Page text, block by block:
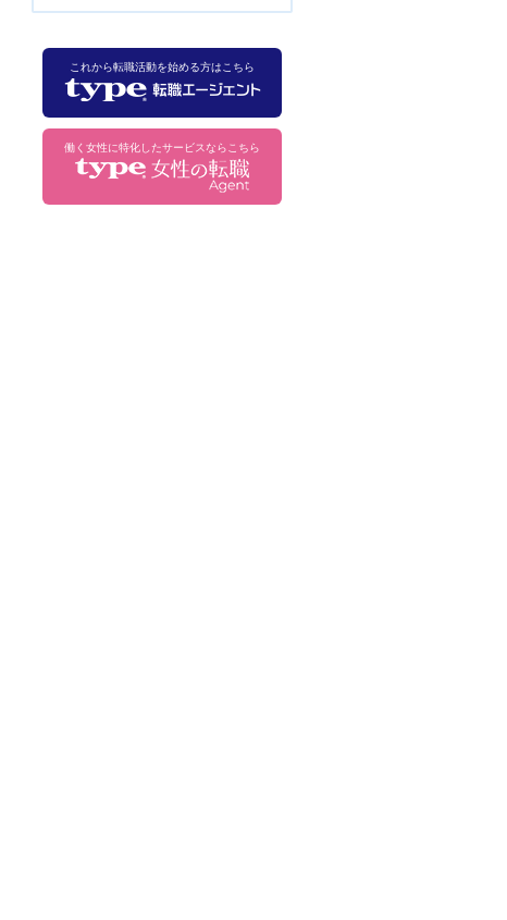
これから転職活動を始める方はこちら
働く女性に特化したサービスならこちら